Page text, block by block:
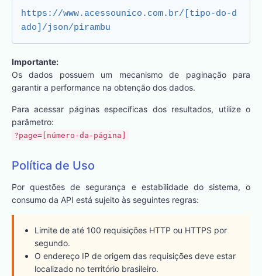
https://www.acessounico.com.br/[tipo-do-d
ado]/json/pirambu
Importante:
Os dados possuem um mecanismo de paginação para
garantir a performance na obtenção dos dados.
Para acessar páginas específicas dos resultados, utilize o
parâmetro:
?page=[número-da-página]
Política de Uso
Por questões de segurança e estabilidade do sistema, o
consumo da API está sujeito às seguintes regras:
Limite de até 100 requisições HTTP ou HTTPS por
segundo.
O endereço IP de origem das requisições deve estar
localizado no território brasileiro.